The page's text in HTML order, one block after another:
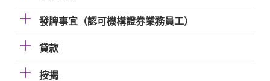
發牌事宜（認可機構證券業務員工）
貸款
按揭